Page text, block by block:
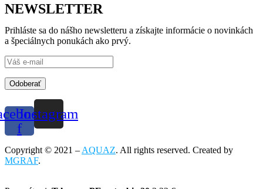
NEWSLETTER
Prihláste sa do nášho newsletteru a získajte informácie o novinkách
a špeciálnych ponukách ako prvý.
Odoberať
f
Instagram
Copyright © 2021 – AQUAZ. All rights reserved. Created by
MGRAF.